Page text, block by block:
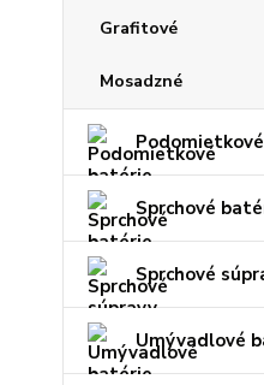
Grafitové
Mosadzné
Sprchové
Sprchové
Umývadlové